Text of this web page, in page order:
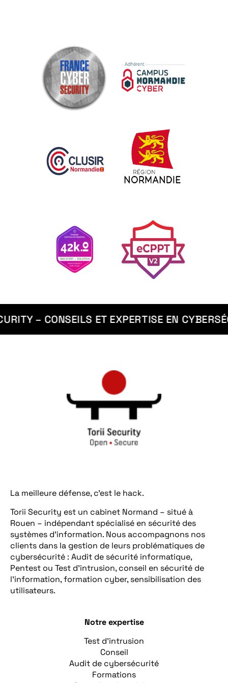
– CONSEILS ET EXPERTISE EN
La meilleure défense, c’est le hack.
Torii Security est un cabinet Normand – situé à
Rouen – indépendant spécialisé en sécurité des
systèmes d’information. Nous accompagnons nos
clients dans la gestion de leurs problématiques de
cybersécurité : Audit de sécurité informatique,
Pentest ou Test d’intrusion, conseil en sécurité de
l’information, formation cyber, sensibilisation des
utilisateurs.
Notre expertise
Test d’intrusion
Conseil
Audit de cybersécurité
Formations